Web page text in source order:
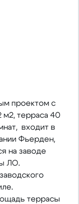
проектом с
терраса 40
входит в
Фьерден,
на заводе
ЛО.
террасы